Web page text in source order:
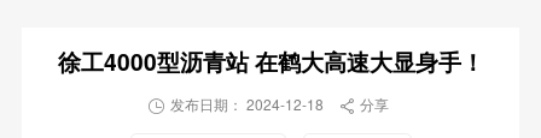
徐工4000型沥青站 在鹤大高速大显身手！
 发布日期： 2024-12-18  分享